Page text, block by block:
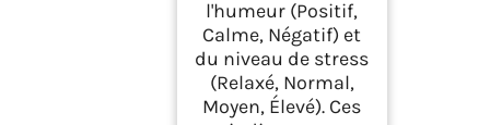
l'humeur (Positif,
Calme, Négatif) et
du niveau de stress
(Relaxé, Normal,
Moyen, Élevé). Ces